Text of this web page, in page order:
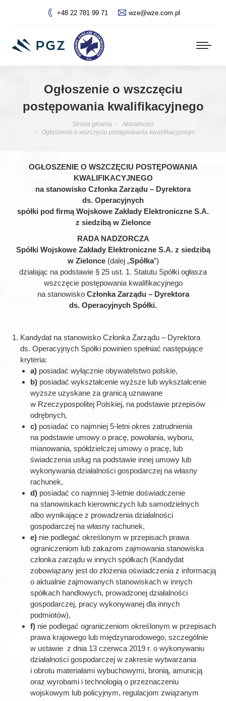
+48 22 781 99 71 wze@wze.com.pl
Ogłoszenie o wszczęciu
postępowania kwalifikacyjnego
Strona główna
Aktualności
Ogłoszenie o wszczęciu postępowania kwalifikacyjnego
OGŁOSZENIE O WSZCZĘCIU POSTĘPOWANIA
KWALIFIKACYJNEGO
na stanowisko Członka Zarządu – Dyrektora
ds. Operacyjnych
spółki pod firmą Wojskowe Zakłady Elektroniczne S.A.
z siedzibą w Zielonce
RADA NADZORCZA
Spółki Wojskowe Zakłady Elektroniczne S.A. z siedzibą
w Zielonce (dalej „Spółka”)
działając na podstawie § 25 ust. 1. Statutu Spółki ogłasza
wszczęcie postępowania kwalifikacyjnego
na stanowiskoCzłonka Zarządu – Dyrektora
ds. Operacyjnych Spółki.
Kandydat na stanowisko Członka Zarządu – Dyrektora
ds. Operacyjnych Spółki powinien spełniać następujące
kryteria:
a) posiadać wyłącznie obywatelstwo polskie,
b) posiadać wykształcenie wyższe lub wykształcenie
wyższe uzyskane za granicą uznawane
w Rzeczypospolitej Polskiej, na podstawie przepisów
odrębnych,
c) posiadać co najmniej 5-letni okres zatrudnienia
na podstawie umowy o pracę, powołania, wyboru,
mianowania, spółdzielczej umowy o pracę, lub
świadczenia usług na podstawie innej umowy lub
wykonywania działalności gospodarczej na własny
rachunek,
d) posiadać co najmniej 3-letnie doświadczenie
na stanowiskach kierowniczych lub samodzielnych
albo wynikające z prowadzenia działalności
gospodarczej na własny rachunek,
e) nie podlegać określonym w przepisach prawa
ograniczeniom lub zakazom zajmowania stanowiska
członka zarządu w innych spółkach (Kandydat
zobowiązany jest do złożenia oświadczenia z informacją
o aktualnie zajmowanych stanowiskach w innych
spółkach handlowych, prowadzonej działalności
gospodarczej, pracy wykonywanej dla innych
podmiotów),
f) nie podlegać ograniczeniom określonym w przepisach
prawa krajowego lub międzynarodowego, szczególnie
w ustawie z dnia 13 czerwca 2019 r. o wykonywaniu
działalności gospodarczej w zakresie wytwarzania
i obrotu materiałami wybuchowymi, bronią, amunicją
oraz wyrobami i technologią o przeznaczeniu
wojskowym lub policyjnym, regulacjom związanym